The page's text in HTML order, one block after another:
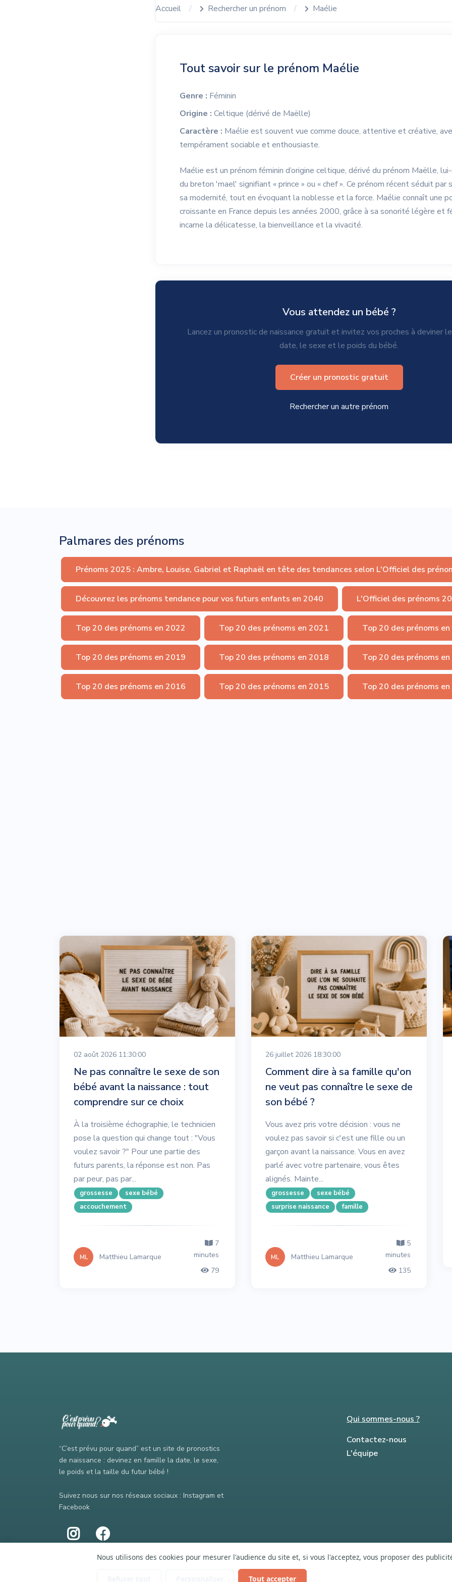
Accueil Rechercher un prénom Maélie
Tout savoir sur le prénom Maélie
Genre : Féminin
Origine : Celtique (dérivé de Maëlle)
Caractère : Maélie est souvent vue comme douce, attentive et créative,
tempérament sociable et enthousiaste.
Maélie est un prénom féminin d’origine celtique, dérivé du prénom Maëlle,
du breton 'mael' signifiant « prince » ou « chef ». Ce prénom récent séduit par
sa modernité, tout en évoquant la noblesse et la force. Maélie connaît une
croissante en France depuis les années 2000, grâce à sa sonorité légère et
incarne la délicatesse, la bienveillance et la vivacité.
Vous attendez un bébé ?
Lancez un pronostic de naissance gratuit et invitez vos proches à deviner
date, le sexe et le poids du bébé.
Créer un pronostic gratuit
Rechercher un autre prénom
Palmares des prénoms
Prénoms 2025 : Ambre, Louise, Gabriel et Raphaël en tête des tendances selon L'Officiel des
Découvrez les prénoms tendance pour vos futurs enfants en 2040 L'Officiel des prénoms
Top 20 des prénoms en 2022 Top 20 des prénoms en 2021 Top 20 des prénoms
Top 20 des prénoms en 2019 Top 20 des prénoms en 2018 Top 20 des prénoms
Top 20 des prénoms en 2016 Top 20 des prénoms en 2015 Top 20 des prénoms
02 août 2026 11:30:00
Ne pas connaître le sexe de son
bébé avant la naissance : tout
comprendre sur ce choix
À la troisième échographie, le technicien
pose la question qui change tout : "Vous
voulez savoir ?" Pour une partie des
futurs parents, la réponse est non. Pas
par peur, pas par...
grossesse
sexe bébé
accouchement
ML Matthieu Lamarque
7
minutes
79
26 juillet 2026 18:30:00
Comment dire à sa famille qu'on
ne veut pas connaître le sexe de
son bébé ?
Vous avez pris votre décision : vous ne
voulez pas savoir si c'est une fille ou un
garçon avant la naissance. Vous en avez
parlé avec votre partenaire, vous êtes
alignés. Mainte...
grossesse
sexe bébé
surprise naissance
famille
ML Matthieu Lamarque
5
minutes
135
“C’est prévu pour quand” est un site de pronostics
de naissance : devinez en famille la date, le sexe,
le poids et la taille du futur bébé !
Suivez nous sur nos réseaux sociaux : Instagram et
Facebook
Qui sommes-nous ?
Contactez-nous
L'équipe
Nous utilisons des cookies pour mesurer l'audience du site et, si vous l'acceptez, vous proposer des
Tout accepter